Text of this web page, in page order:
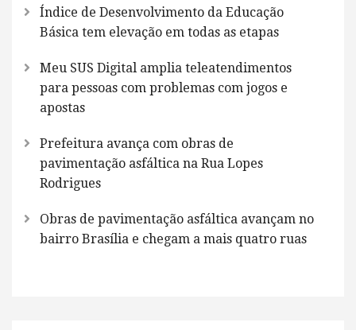
Índice de Desenvolvimento da Educação
Básica tem elevação em todas as etapas
Meu SUS Digital amplia teleatendimentos
para pessoas com problemas com jogos e
apostas
Prefeitura avança com obras de
pavimentação asfáltica na Rua Lopes
Rodrigues
Obras de pavimentação asfáltica avançam no
bairro Brasília e chegam a mais quatro ruas